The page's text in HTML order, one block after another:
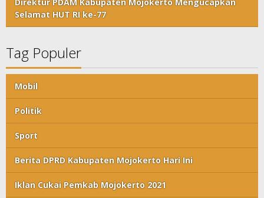
Selamat HUT RI ke-77
Tag Populer
Mobil
Politik
Sport
Berita DPRD Kabupaten Mojokerto Hari Ini
Iklan Cukai Pemkab Mojokerto 2021